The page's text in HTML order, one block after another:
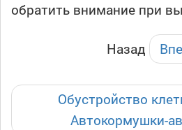
обратить внимание при
Назад
Обустройство
Автокормушки-